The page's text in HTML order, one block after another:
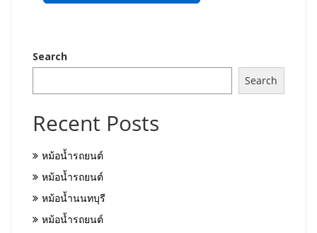
Search
Search
Recent Posts
หม้อน้ำรถยนต์
หม้อน้ำรถยนต์
หม้อน้ำนนทบุรี
หม้อน้ำรถยนต์